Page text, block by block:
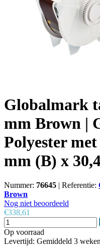
Globalmark
mm Brown |
Polyester
mm (B) x
Nummer: 76645 | Referentie:
Brown
Nog niet beoordeeld
€338,61
Op voorraad
Levertijd: Gemiddeld 3 weken